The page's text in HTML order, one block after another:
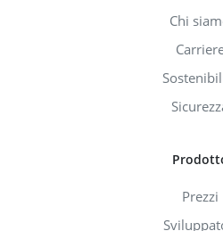
Chi
Prezzi